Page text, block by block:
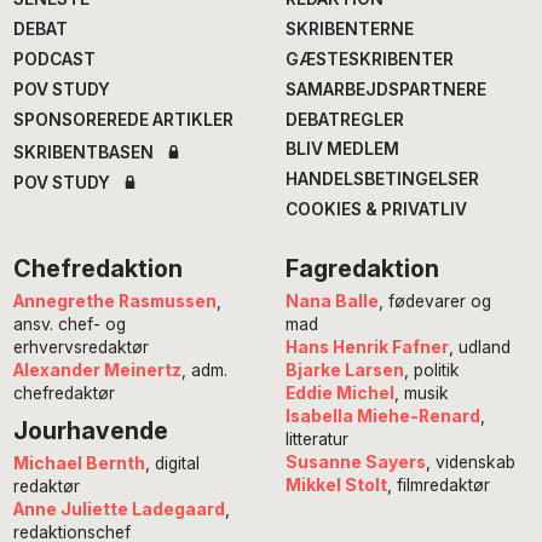
DEBAT
PODCAST
POV STUDY
SPONSOREREDE ARTIKLER
SKRIBENTBASEN
POV STUDY
SKRIBENTERNE
GÆSTESKRIBENTER
SAMARBEJDSPARTNERE
DEBATREGLER
BLIV MEDLEM
HANDELSBETINGELSER
COOKIES & PRIVATLIV
Chefredaktion
Annegrethe Rasmussen
ansv. chef- og
erhvervsredaktør
Alexander Meinertz , adm.
chefredaktør
Jourhavende
Michael Bernth , digital
redaktør
Anne Juliette Ladegaard
redaktionschef
Fagredaktion
Nana Balle , fødevarer og
mad
Hans Henrik Fafner, udland
Bjarke Larsen , politik
Eddie Michel
, musik
Isabella Miehe-Renard
litteratur
Susanne Sayers , videnskab
Mikkel Stolt, filmredaktør